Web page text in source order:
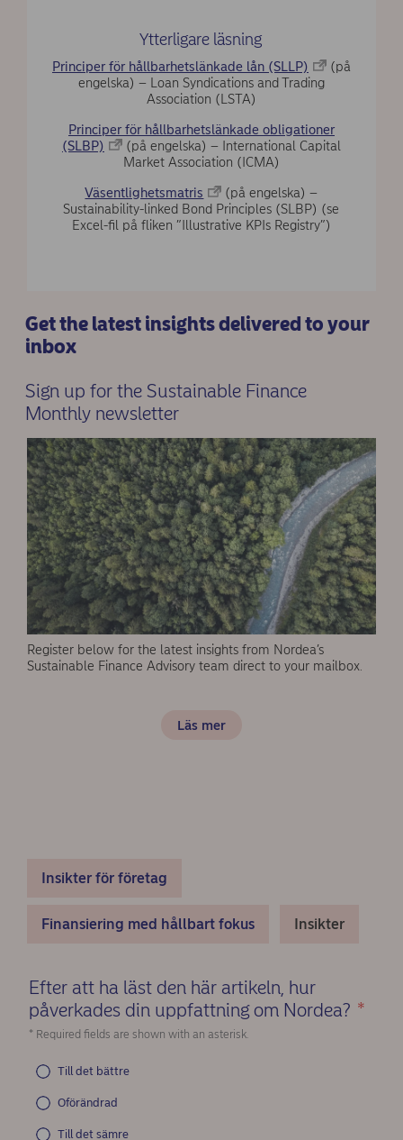
Ytterligare läsning
Principer för hållbarhetslänkade lån (SLLP)
(på
engelska) – Loan Syndications and Trading
Association (LSTA)
Principer för hållbarhetslänkade obligationer
(SLBP)
(på engelska) – International Capital
Market Association (ICMA)
Väsentlighetsmatris
(på engelska) –
Sustainability-linked Bond Principles (SLBP) (se
Excel-fil på fliken ”Illustrative KPIs Registry”)
Get the latest insights delivered to your
inbox
Sign up for the Sustainable Finance
Monthly newsletter
Register below for the latest insights from Nordea’s
Sustainable Finance Advisory team direct to your mailbox.
Läs mer
Insikter för företag
Finansiering med hållbart fokus Insikter
Efter att ha läst den här artikeln, hur
påverkades din uppfattning om Nordea? *
* Required fields are shown with an asterisk.
Till det bättre
Oförändrad
Till det sämre